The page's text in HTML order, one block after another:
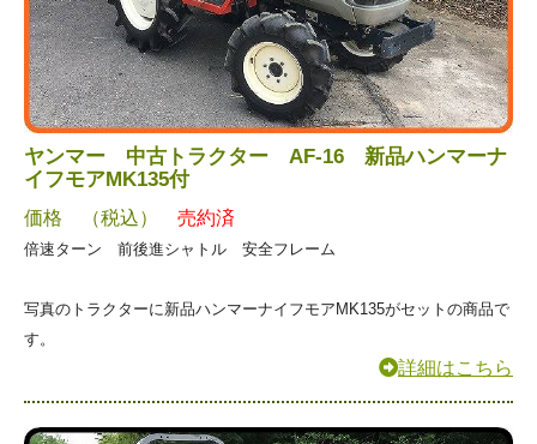
ヤンマー 中古トラクター AF-16 新品ハンマーナ
イフモアMK135付
価格 （税込） 売約済
倍速ターン 前後進シャトル 安全フレーム
写真のトラクターに新品ハンマーナイフモアMK135がセットの商品で
す。
詳細はこちら